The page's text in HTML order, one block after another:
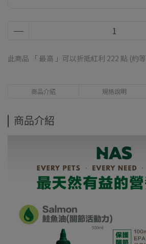
此商品 「 最高 」可以折抵紅利 222 點 (約
商品介紹 規格說明
商品介紹